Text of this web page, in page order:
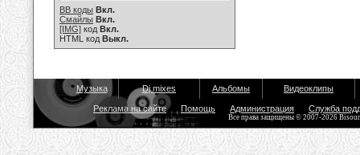
BB коды Вкл.
Смайлы Вкл.
[IMG] код Вкл.
HTML код Выкл.
Музыка Dj mixes Альбомы Видеоклипы
Реклама на сайте Помощь Администрация Служба
Все права защищены © 2007-2026